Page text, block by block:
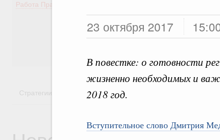
23 октября 2017
В повестке: о готовности
жизненно необходимых и
2018 год.
Вступительное слово Дмитрия
Работа Правительства
Здоровье
Образование
Культура
Стратегии Государственные программы